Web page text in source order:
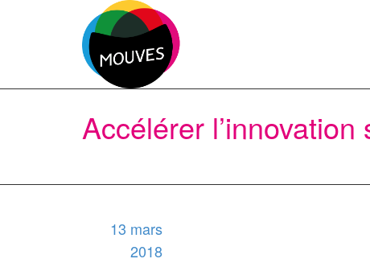
Accélérer
13 mars
2018